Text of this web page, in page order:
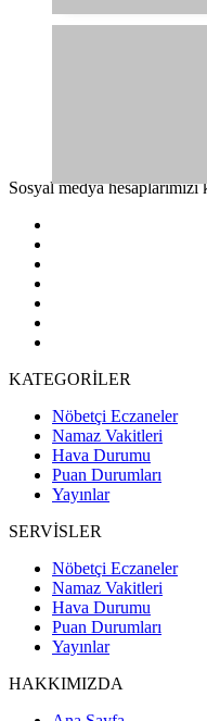
Sosyal medya hesaplarımızı
KATEGORİLER
Nöbetçi Eczaneler
Namaz Vakitleri
Hava Durumu
Puan Durumları
Yayınlar
SERVİSLER
Nöbetçi Eczaneler
Namaz Vakitleri
Hava Durumu
Puan Durumları
Yayınlar
HAKKIMIZDA